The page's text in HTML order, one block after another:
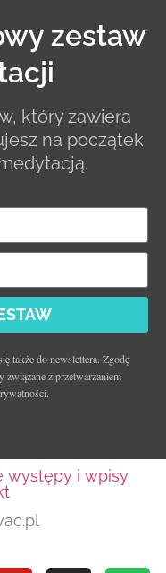
zestaw
który zawiera
na początek
także do newslettera. Zgodę
związane z przetwarzaniem
występy i wpisy